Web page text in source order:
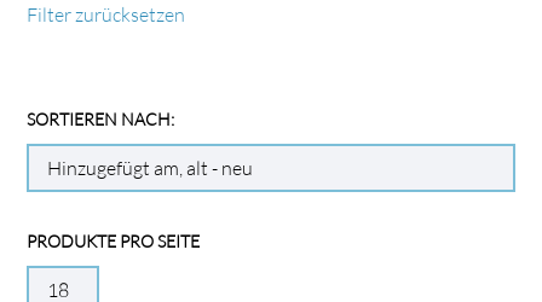
Filter zurücksetzen
SORTIEREN NACH:
PRODUKTE PRO SEITE